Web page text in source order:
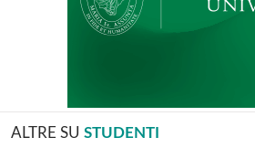
ALTRE SU STUDENTI